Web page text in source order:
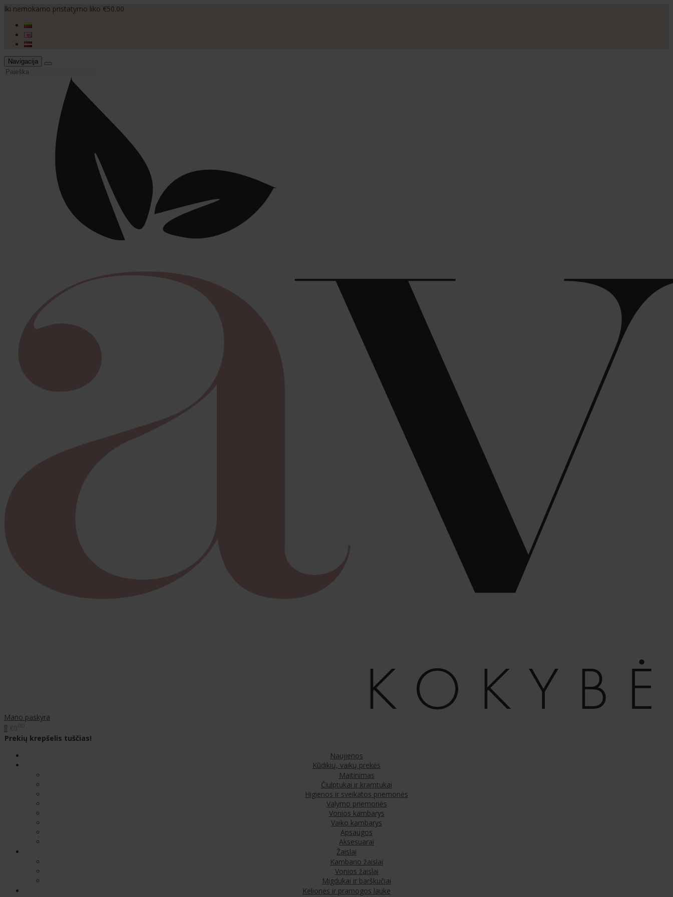
Iki nemokamo pristatymo liko €50.00
Navigacija
Mano paskyra
Prekių krepšelis tuščias!
Naujienos
Kūdikių, vaikų prekės
Maitinimas
Čiulptukai ir kramtukai
Higienos ir sveikatos priemonės
Valymo priemonės
Vonios kambarys
Vaiko kambarys
Apsaugos
Aksesuarai
Žaislai
Kambario žaislai
Vonios žaislai
Migdukai ir barškučiai
Kelionės ir pramogos lauke